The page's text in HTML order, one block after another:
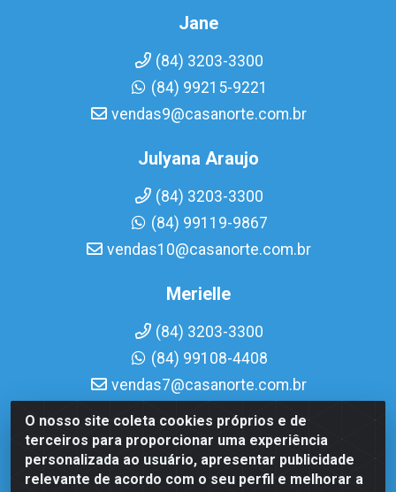
O nosso site coleta cookies próprios e de
terceiros para proporcionar uma experiência
personalizada ao usuário, apresentar publicidade
relevante de acordo com o seu perfil e melhorar a
Jane
(84) 3203-3300
(84) 99215-9221
vendas9@casanorte.com.br
Julyana Araujo
(84) 3203-3300
(84) 99119-9867
vendas10@casanorte.com.br
Merielle
(84) 3203-3300
(84) 99108-4408
vendas7@casanorte.com.br
Casa Norte LTDA - Av. Interventor Mário Câmara, 1815 -
Dix-Sept Rosado, Natal/RN - CEP 59054-600 - CNPJ
08.713.513/0001-51